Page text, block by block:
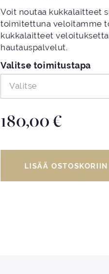
Voit noutaa kukkalaitteet
toimitettuna veloitamme
kukkalaitteet
hautauspalvelut.
Valitse toimitustapa
Valitse
180,00€
LISÄÄ OSTOSKORIIN